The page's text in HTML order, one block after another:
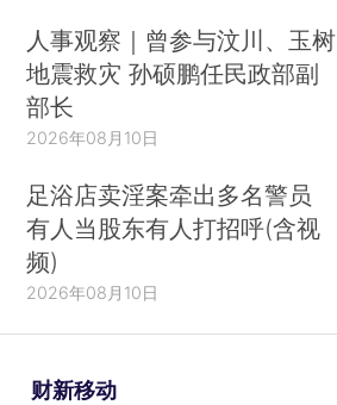
人事观察｜曾参与汶川、玉树
地震救灾 孙硕鹏任民政部副
部长
2026年08月10日
足浴店卖淫案牵出多名警员
有人当股东有人打招呼(含视
频)
2026年08月10日
财新移动